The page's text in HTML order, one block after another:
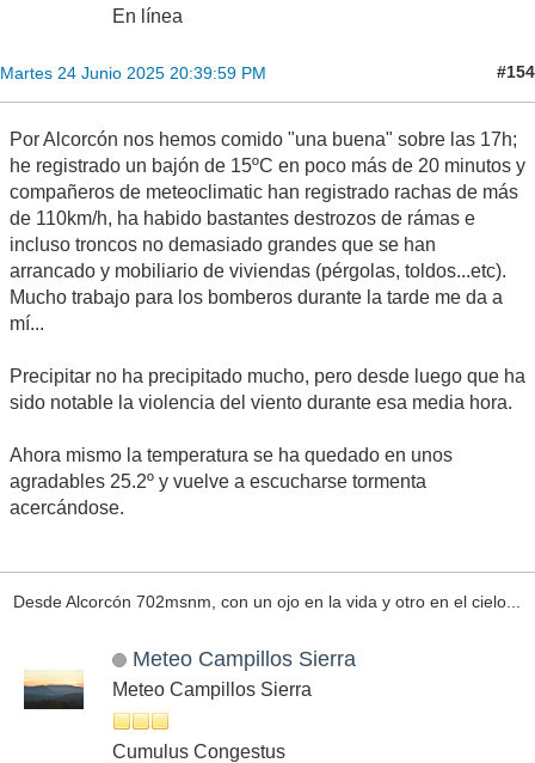
En línea
Martes 24 Junio 2025 20:39:59 PM #154
Por Alcorcón nos hemos comido "una buena" sobre las 17h;
he registrado un bajón de 15ºC en poco más de 20 minutos y
compañeros de meteoclimatic han registrado rachas de más
de 110km/h, ha habido bastantes destrozos de rámas e
incluso troncos no demasiado grandes que se han
arrancado y mobiliario de viviendas (pérgolas, toldos...etc).
Mucho trabajo para los bomberos durante la tarde me da a
mí...
Precipitar no ha precipitado mucho, pero desde luego que ha
sido notable la violencia del viento durante esa media hora.
Ahora mismo la temperatura se ha quedado en unos
agradables 25.2º y vuelve a escucharse tormenta
acercándose.
Desde Alcorcón 702msnm, con un ojo en la vida y otro en el cielo...
Meteo Campillos Sierra
Meteo Campillos Sierra
Cumulus Congestus